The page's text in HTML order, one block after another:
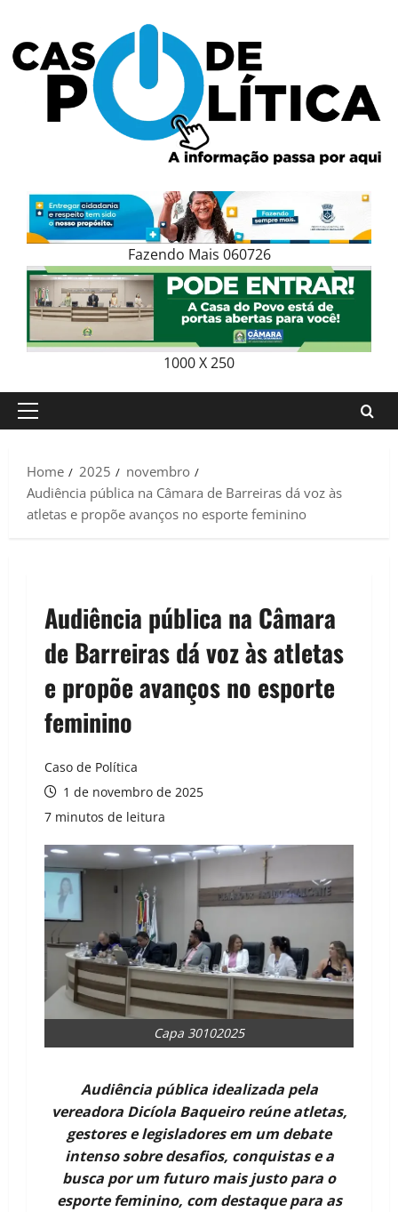
content
Fazendo Mais 060726
1000 X 250
Primary
Home
2025
novembro
Audiência pública na Câmara de Barreiras dá voz às
atletas e propõe avanços no esporte feminino
Audiência pública na Câmara
de Barreiras dá voz às atletas
e propõe avanços no esporte
feminino
Caso de Política
1 de novembro de 2025
7 minutos de leitura
Capa 30102025
Audiência pública idealizada pela
vereadora Dicíola Baqueiro reúne atletas,
gestores e legisladores em um debate
intenso sobre desafios, conquistas e a
busca por um futuro mais justo para o
esporte feminino, com destaque para as